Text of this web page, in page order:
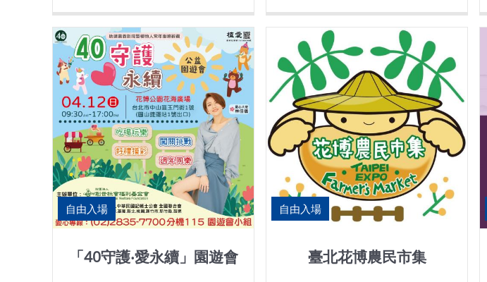
自由入場
「40守護‧愛永續」園遊會
自由入場
臺北花博農民市集